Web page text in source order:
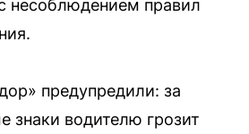
несоблюдением правил
предупредили: за
знаки водителю грозит